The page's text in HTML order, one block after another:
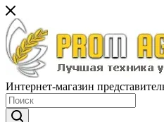
Интернет-магазин